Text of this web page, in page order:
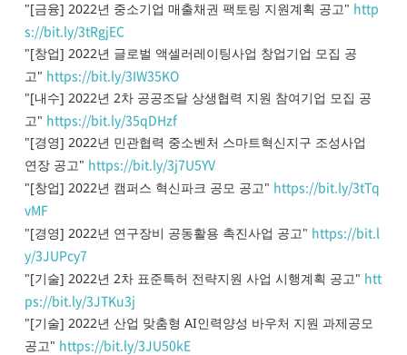
"[금융] 2022년 중소기업 매출채권 팩토링 지원계획 공고" http
s://bit.ly/3tRgjEC
"[창업] 2022년 글로벌 액셀러레이팅사업 창업기업 모집 공
고" https://bit.ly/3IW35KO
"[내수] 2022년 2차 공공조달 상생협력 지원 참여기업 모집 공
고" https://bit.ly/35qDHzf
"[경영] 2022년 민관협력 중소벤처 스마트혁신지구 조성사업
연장 공고" https://bit.ly/3j7U5YV
"[창업] 2022년 캠퍼스 혁신파크 공모 공고" https://bit.ly/3tTq
vMF
"[경영] 2022년 연구장비 공동활용 촉진사업 공고" https://bit.l
y/3JUPcy7
"[기술] 2022년 2차 표준특허 전략지원 사업 시행계획 공고" htt
ps://bit.ly/3JTKu3j
"[기술] 2022년 산업 맞춤형 AI인력양성 바우처 지원 과제공모
공고" https://bit.ly/3JU50kE